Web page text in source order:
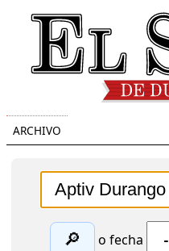
ARCHIVO
🔎 o fecha